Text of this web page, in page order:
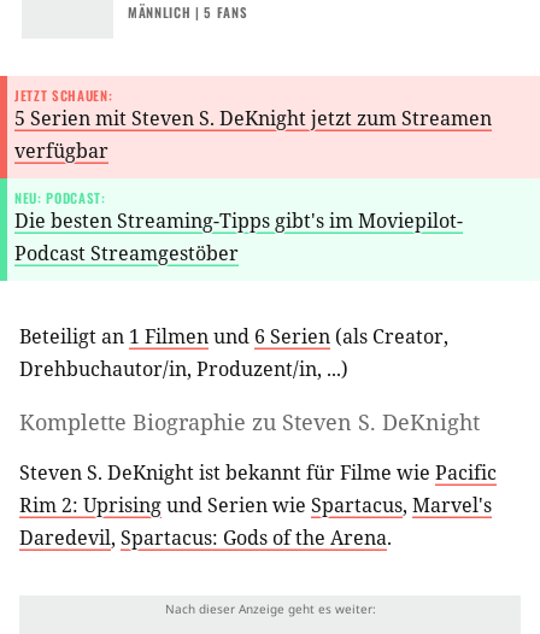
MÄNNLICH | 5 FANS
JETZT SCHAUEN:
5 Serien mit Steven S. DeKnight jetzt zum Streamen
verfügbar
NEU: PODCAST:
Die besten Streaming-Tipps gibt's im Moviepilot-
Podcast Streamgestöber
Beteiligt an 1 Filmenund 6 Serien (als Creator,
Drehbuchautor/in, Produzent/in, ...)
Komplette Biographie zu Steven S. DeKnight
Steven S. DeKnight ist bekannt für Filme wie Pacific
Rim 2: Uprisingund Serien wie Spartacus, Marvel's
Daredevil, Spartacus: Gods of the Arena.